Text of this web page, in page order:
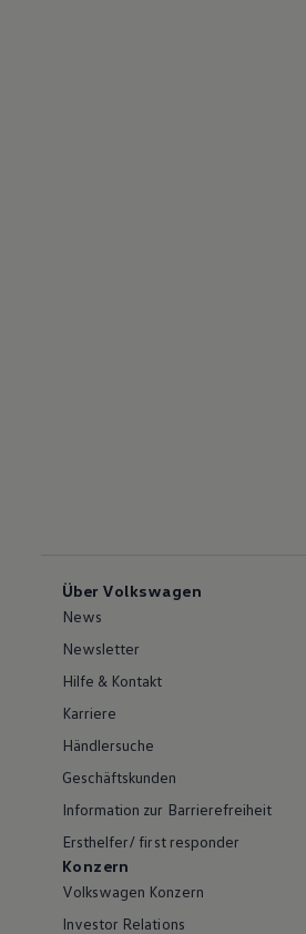
Über Volkswagen
News
Newsletter
Hilfe & Kontakt
Karriere
Händlersuche
Geschäftskunden
Information zur Barrierefreiheit
Ersthelfer/ first responder
Konzern
Volkswagen Konzern
Investor Relations